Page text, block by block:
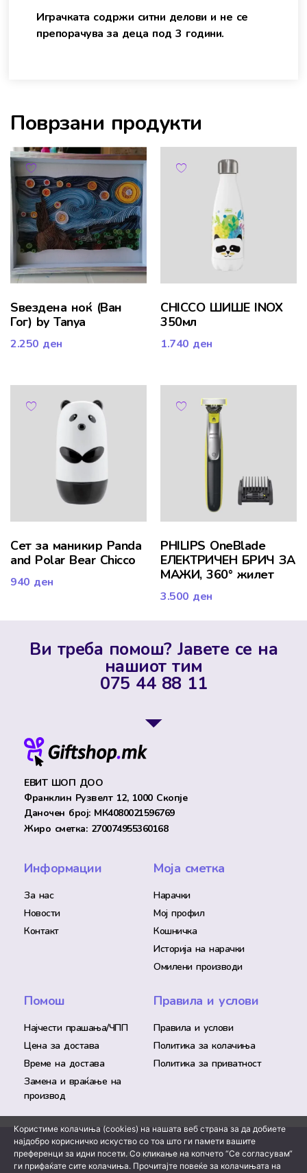
Играчката содржи ситни делови и не се
препорачува за деца под 3 години.
Поврзани продукти
Ѕвездена ноќ (Ван
Гог) by Tanya
2.250 ден
CHICCO ШИШЕ INOX
350мл
1.740 ден
Сет за маникир Panda
and Polar Bear Chicco
940 ден
PHILIPS OneBlade
ЕЛЕКТРИЧЕН БРИЧ ЗА
МАЖИ, 360° жилет
3.500 ден
Ви треба помош? Јавете се на
нашиот тим
075 44 88 11
ЕВИТ ШОП ДОО
Франклин Рузвелт 12, 1000 Скопје
Даночен број: МК4080021596769
Жиро сметка: 270074955360168
Информации
За нас
Новости
Контакт
Моја сметка
Нарачки
Мој профил
Кошничка
Историја на нарачки
Омилени производи
Помош
Најчести прашања/ЧПП
Цена за достава
Време на достава
Замена и враќање на
производ
Правила и услови
Правила и услови
Политика за колачиња
Политика за приватност
© All rights reserved
Користиме колачиња (cookies) на нашата веб страна за да добиете
најдобро корисничко искуство со тоа што ги памети вашите
преференци за идни посети. Со кликање на копчето “Се согласувам“
ги прифаќате сите колачиња. Прочитајте повеќе за колачињата на